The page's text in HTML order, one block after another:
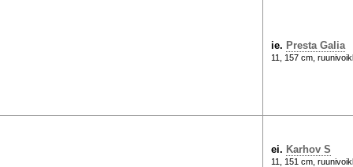
ie. Presta Galia
11, 157 cm,
ei. Karhov S
11, 151 cm,